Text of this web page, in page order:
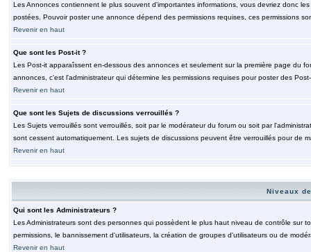
Les Annonces contiennent le plus souvent d'importantes informations, vous devriez donc
postées. Pouvoir poster une annonce dépend des permissions requises, ces permissions
Revenir en haut
Que sont les Post-it ?
Les Post-it apparaîssent en-dessous des annonces et seulement sur la première page du
annonces, c'est l'administrateur qui détermine les permissions requises pour poster des
Revenir en haut
Que sont les Sujets de discussions verrouillés ?
Les Sujets verrouillés sont verrouillés, soit par le modérateur du forum ou soit par
sont cessent automatiquement. Les sujets de discussions peuvent être verrouillés pour de
Revenir en haut
Niveaux
Qui sont les Administrateurs ?
Les Administrateurs sont des personnes qui possèdent le plus haut niveau de contrôle sur
permissions, le bannissement d'utilisateurs, la création de groupes d'utilisateurs ou de
Revenir en haut